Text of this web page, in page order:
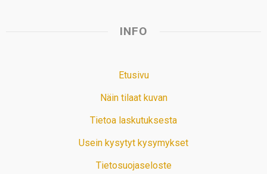
INFO
Etusivu
Näin tilaat kuvan
Tietoa laskutuksesta
Usein kysytyt kysymykset
Tietosuojaseloste